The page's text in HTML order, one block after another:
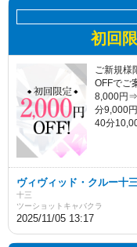
初回
ご新規様
OFFでご
8,000円
分9,000
40分
ヴィヴィッド・クルー十
十三
ツーショットキャバクラ
2025/11/05 13:17